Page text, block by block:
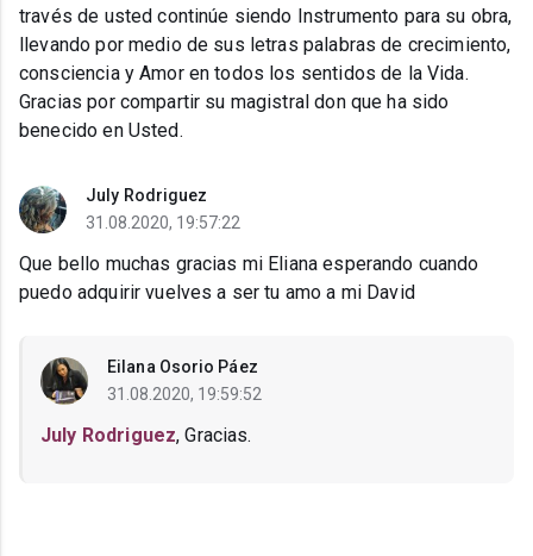
través de usted continúe siendo Instrumento para su obra,
llevando por medio de sus letras palabras de crecimiento,
consciencia y Amor en todos los sentidos de la Vida.
Gracias por compartir su magistral don que ha sido
benecido en Usted.
July Rodriguez
31.08.2020, 19:57:22
Que bello muchas gracias mi Eliana esperando cuando
puedo adquirir vuelves a ser tu amo a mi David
Eilana Osorio Páez
31.08.2020, 19:59:52
July Rodriguez, Gracias.